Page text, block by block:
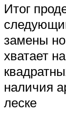
Итог
замены
хватает
наличия
леске